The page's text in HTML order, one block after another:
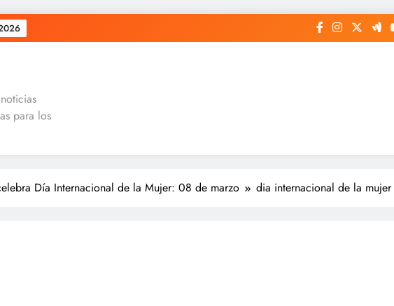
para los
Día Internacional de la Mujer: 08 de marzo dia internacional de la mujer